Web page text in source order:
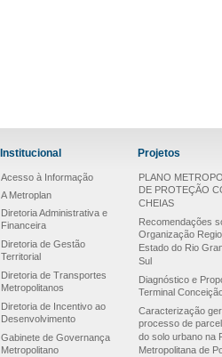
Institucional
Acesso à Informação
A Metroplan
Diretoria Administrativa e
Financeira
Diretoria de Gestão
Territorial
Diretoria de Transportes
Metropolitanos
Diretoria de Incentivo ao
Desenvolvimento
Gabinete de Governança
Metropolitano
Projetos
PLANO
DE PROTEÇÃO
CHEIAS
Recomendações
Organização
Estado do Rio
Sul
Diagnóstico e
Terminal
Caracterização
processo de
do solo urbano na
Metropolitana de